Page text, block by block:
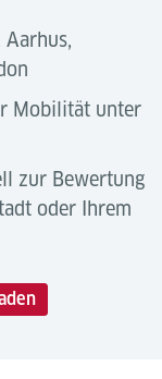
Aarhus,
Mobilität unter
zur Bewertung
oder Ihrem